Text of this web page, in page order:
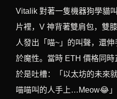
Vitalik 對著一隻機器狗學貓
片裡，V 神背著雙肩包，雙
人發出「喵~」的叫聲，還
於魔性。當時 ETH 價格同
於是吐槽：「以太坊的未來
喵喵叫的人手上…Meow😂